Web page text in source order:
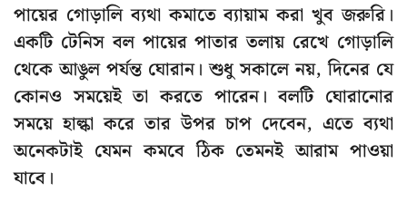
পায়ের গোড়ালি ব্যথা কমাতে ব্যায়াম করা খুব জরুরি।
একটি টেনিস বল পায়ের পাতার তলায় রেখে গোড়ালি
থেকে আঙুল পর্যন্ত ঘোরান। শুধু সকালে নয়, দিনের যে
কোনও সময়েই তা করতে পারেন। বলটি ঘোরানোর
সময়ে হাল্কা করে তার উপর চাপ দেবেন, এতে ব্যথা
অনেকটাই যেমন কমবে ঠিক তেমনই আরাম পাওয়া
যাবে।